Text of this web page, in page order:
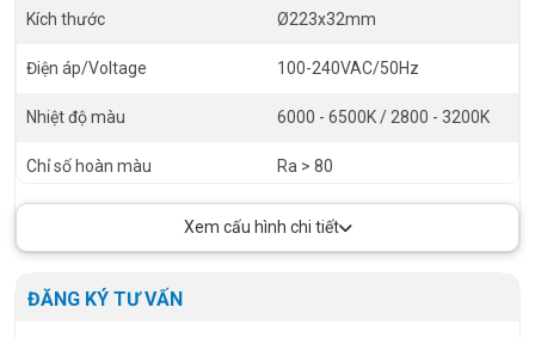
Kích thước Ø223x32mm
Điện áp/Voltage 100-240VAC/50Hz
Nhiệt độ màu 6000 - 6500K / 2800 - 3200K
Chỉ số hoàn màu Ra > 80
Xem cấu hình chi tiết
ĐĂNG KÝ TƯ VẤN